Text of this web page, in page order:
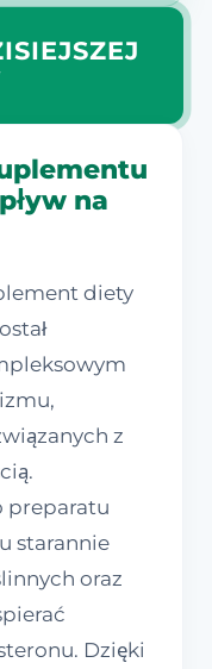
na
diety
z
preparatu
starannie
oraz
Dzięki